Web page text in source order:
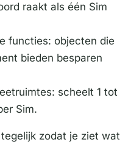
raakt als één Sim
functies: objecten die
bieden besparen
scheelt 1 tot
Sim.
zodat je ziet wat